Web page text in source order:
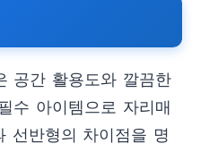
공간 활용도와 깔끔한
수 아이템으로 자리매
선반형의 차이점을 명